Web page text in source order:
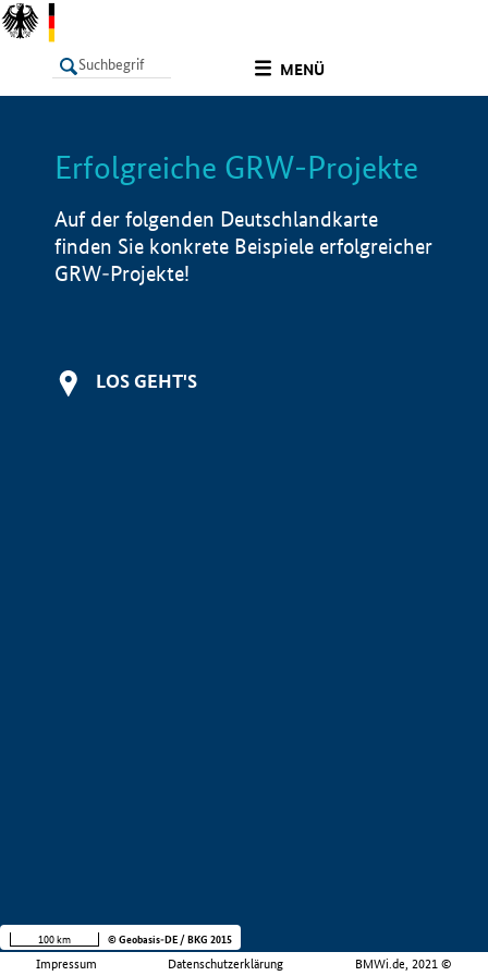
MENÜ
LISTE Info
Erfolgreiche GRW-Projekte
Auf der folgenden Deutschlandkarte
finden Sie konkrete Beispiele erfolgreicher
GRW-Projekte!
LOS GEHT'S
Impressum Datenschutzerklärung BMWi.de, 2021 ©
100 km © Geobasis-DE / BKG 2015